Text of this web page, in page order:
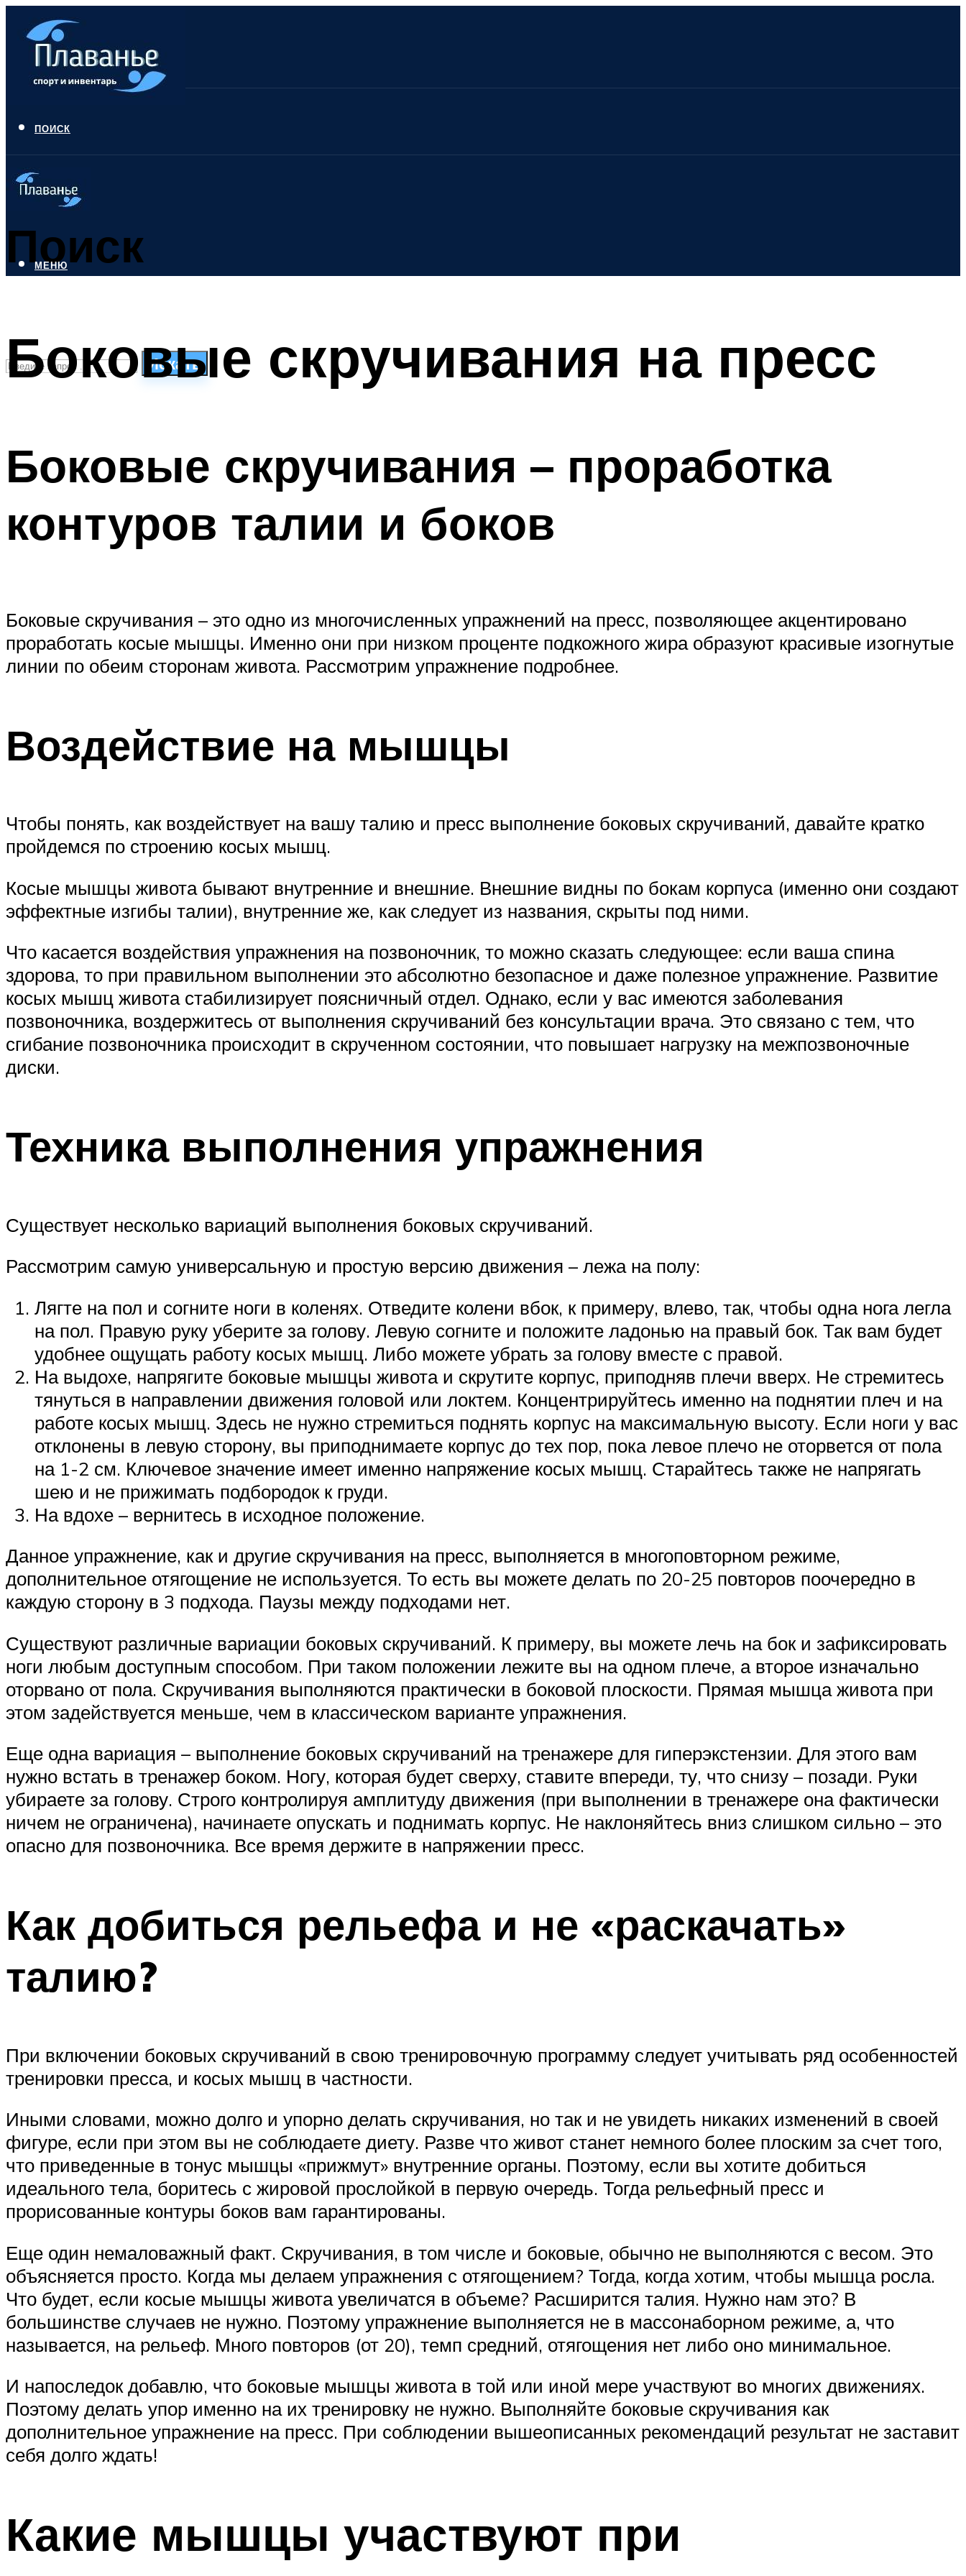
ПОИСК
Поиск
Искать
БАССЕЙН ДЛЯ ДОМА
МЕНЮ
МЕНЮ
Боковые скручивания на пресс
Боковые скручивания – проработка
контуров талии и боков
Боковые скручивания – это одно из многочисленных упражнений на пресс, позволяющее акцентировано
проработать косые мышцы. Именно они при низком проценте подкожного жира образуют красивые изогнутые
линии по обеим сторонам живота. Рассмотрим упражнение подробнее.
Воздействие на мышцы
Чтобы понять, как воздействует на вашу талию и пресс выполнение боковых скручиваний, давайте кратко
пройдемся по строению косых мышц.
Косые мышцы живота бывают внутренние и внешние. Внешние видны по бокам корпуса (именно они создают
эффектные изгибы талии), внутренние же, как следует из названия, скрыты под ними.
Что касается воздействия упражнения на позвоночник, то можно сказать следующее: если ваша спина
здорова, то при правильном выполнении это абсолютно безопасное и даже полезное упражнение. Развитие
косых мышц живота стабилизирует поясничный отдел. Однако, если у вас имеются заболевания
позвоночника, воздержитесь от выполнения скручиваний без консультации врача. Это связано с тем, что
сгибание позвоночника происходит в скрученном состоянии, что повышает нагрузку на межпозвоночные
диски.
Техника выполнения упражнения
Существует несколько вариаций выполнения боковых скручиваний.
Рассмотрим самую универсальную и простую версию движения – лежа на полу:
Лягте на пол и согните ноги в коленях. Отведите колени вбок, к примеру, влево, так, чтобы одна нога легла
на пол. Правую руку уберите за голову. Левую согните и положите ладонью на правый бок. Так вам будет
удобнее ощущать работу косых мышц. Либо можете убрать за голову вместе с правой.
На выдохе, напрягите боковые мышцы живота и скрутите корпус, приподняв плечи вверх. Не стремитесь
тянуться в направлении движения головой или локтем. Концентрируйтесь именно на поднятии плеч и на
работе косых мышц. Здесь не нужно стремиться поднять корпус на максимальную высоту. Если ноги у вас
отклонены в левую сторону, вы приподнимаете корпус до тех пор, пока левое плечо не оторвется от пола
на 1-2 см. Ключевое значение имеет именно напряжение косых мышц. Старайтесь также не напрягать
шею и не прижимать подбородок к груди.
На вдохе – вернитесь в исходное положение.
Данное упражнение, как и другие скручивания на пресс, выполняется в многоповторном режиме,
дополнительное отягощение не используется. То есть вы можете делать по 20-25 повторов поочередно в
каждую сторону в 3 подхода. Паузы между подходами нет.
Существуют различные вариации боковых скручиваний. К примеру, вы можете лечь на бок и зафиксировать
ноги любым доступным способом. При таком положении лежите вы на одном плече, а второе изначально
оторвано от пола. Скручивания выполняются практически в боковой плоскости. Прямая мышца живота при
этом задействуется меньше, чем в классическом варианте упражнения.
Еще одна вариация – выполнение боковых скручиваний на тренажере для гиперэкстензии. Для этого вам
нужно встать в тренажер боком. Ногу, которая будет сверху, ставите впереди, ту, что снизу – позади. Руки
убираете за голову. Строго контролируя амплитуду движения (при выполнении в тренажере она фактически
ничем не ограничена), начинаете опускать и поднимать корпус. Не наклоняйтесь вниз слишком сильно – это
опасно для позвоночника. Все время держите в напряжении пресс.
Как добиться рельефа и не «раскачать»
талию?
При включении боковых скручиваний в свою тренировочную программу следует учитывать ряд особенностей
тренировки пресса, и косых мышц в частности.
Иными словами, можно долго и упорно делать скручивания, но так и не увидеть никаких изменений в своей
фигуре, если при этом вы не соблюдаете диету. Разве что живот станет немного более плоским за счет того,
что приведенные в тонус мышцы «прижмут» внутренние органы. Поэтому, если вы хотите добиться
идеального тела, боритесь с жировой прослойкой в первую очередь. Тогда рельефный пресс и
прорисованные контуры боков вам гарантированы.
Еще один немаловажный факт. Скручивания, в том числе и боковые, обычно не выполняются с весом. Это
объясняется просто. Когда мы делаем упражнения с отягощением? Тогда, когда хотим, чтобы мышца росла.
Что будет, если косые мышцы живота увеличатся в объеме? Расширится талия. Нужно нам это? В
большинстве случаев не нужно. Поэтому упражнение выполняется не в массонаборном режиме, а, что
называется, на рельеф. Много повторов (от 20), темп средний, отягощения нет либо оно минимальное.
И напоследок добавлю, что боковые мышцы живота в той или иной мере участвуют во многих движениях.
Поэтому делать упор именно на их тренировку не нужно. Выполняйте боковые скручивания как
дополнительное упражнение на пресс. При соблюдении вышеописанных рекомендаций результат не заставит
себя долго ждать!
Какие мышцы участвуют при